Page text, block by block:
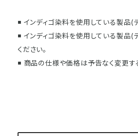
◾️ インディゴ染料を使用している製品
◾️ インディゴ染料を使用している製
ください。
◾️ 商品の仕様や価格は予告なく変更す